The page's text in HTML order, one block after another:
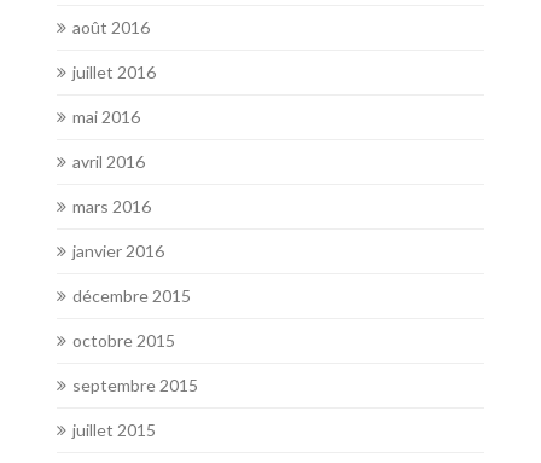
août 2016
juillet 2016
mai 2016
avril 2016
mars 2016
janvier 2016
décembre 2015
octobre 2015
septembre 2015
juillet 2015